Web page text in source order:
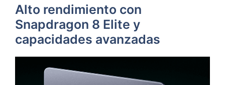
Alto rendimiento con
Snapdragon 8 Elite y
capacidades avanzadas